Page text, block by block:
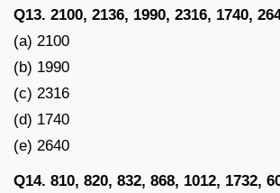
Q13. 2100, 2136, 1990, 2316, 1740,
(a) 2100
(b) 1990
(c) 2316
(d) 1740
(e) 2640
Q14. 810, 820, 832, 868, 1012, 1732,